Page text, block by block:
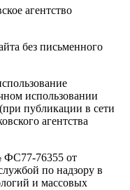
агентство
без письменного
использовании
публикации в сети
агентства
76355 от
по надзору в
и массовых